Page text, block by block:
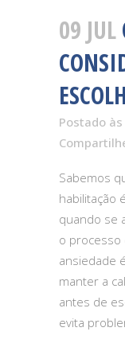
09 JUL
Postado
Sabemos
habilitação
quando se
o processo
ansiedade
manter a
antes de
evita